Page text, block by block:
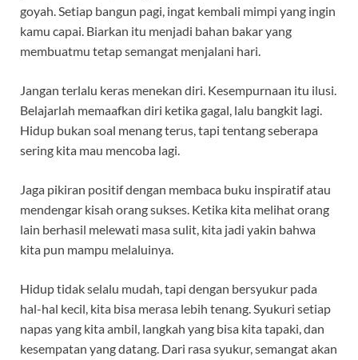
goyah. Setiap bangun pagi, ingat kembali mimpi yang ingin
kamu capai. Biarkan itu menjadi bahan bakar yang
membuatmu tetap semangat menjalani hari.
Jangan terlalu keras menekan diri. Kesempurnaan itu ilusi.
Belajarlah memaafkan diri ketika gagal, lalu bangkit lagi.
Hidup bukan soal menang terus, tapi tentang seberapa
sering kita mau mencoba lagi.
Jaga pikiran positif dengan membaca buku inspiratif atau
mendengar kisah orang sukses. Ketika kita melihat orang
lain berhasil melewati masa sulit, kita jadi yakin bahwa
kita pun mampu melaluinya.
Hidup tidak selalu mudah, tapi dengan bersyukur pada
hal-hal kecil, kita bisa merasa lebih tenang. Syukuri setiap
napas yang kita ambil, langkah yang bisa kita tapaki, dan
kesempatan yang datang. Dari rasa syukur, semangat akan